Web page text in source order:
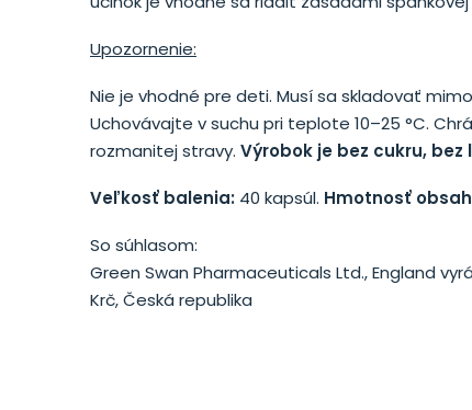
Upozornenie:
Nie je vhodné pre deti. Musí sa skladovať
Uchovávajte v suchu pri teplote 10–25 °C.
rozmanitej stravy. Výrobok je bez cukru,
Veľkosť balenia: 40 kapsúl. Hmotnosť
So súhlasom:
Green Swan Pharmaceuticals Ltd., England
Krč, Česká republika